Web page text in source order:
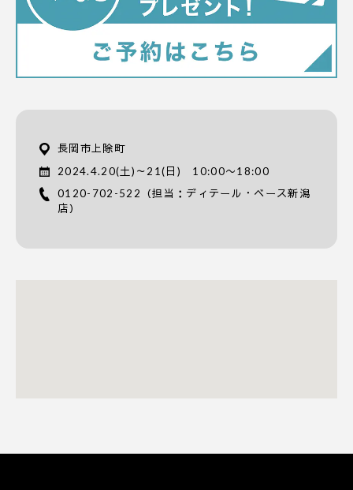
長岡市上除町
2024.4.20(土)～21(日) 10:00〜18:00
0120-702-522
（担当：ディテール・ベース新潟
店）